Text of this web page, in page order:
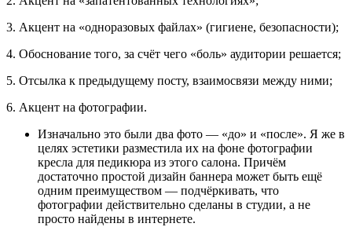
3. Акцент на «одноразовых файлах» (гигиене, безопасности);
4. Обоснование того, за счёт чего «боль» аудитории решается;
5. Отсылка к предыдущему посту, взаимосвязи между ними;
6. Акцент на фотографии.
Изначально это были два фото — «до» и «после». Я же в
целях эстетики разместила их на фоне фотографии
кресла для педикюра из этого салона. Причём
достаточно простой дизайн баннера может быть ещё
одним преимуществом — подчёркивать, что
фотографии действительно сделаны в студии, а не
просто найдены в интернете.